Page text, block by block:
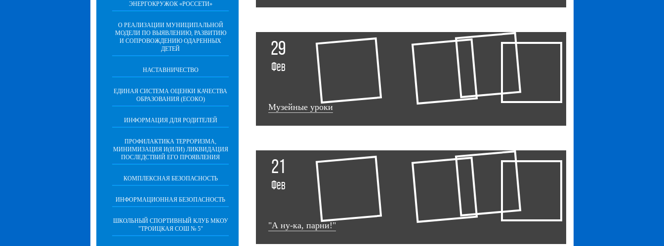
29
Фев
Музейные уроки
21
Фев
"А ну-ка, парни!"
ЭНЕРГОКРУЖОК «РОССЕТИ»
О РЕАЛИЗАЦИИ МУНИЦИПАЛЬНОЙ
МОДЕЛИ ПО ВЫЯВЛЕНИЮ, РАЗВИТИЮ
И СОПРОВОЖДЕНИЮ ОДАРЕННЫХ
ДЕТЕЙ
НАСТАВНИЧЕСТВО
ЕДИНАЯ СИСТЕМА ОЦЕНКИ КАЧЕСТВА
ОБРАЗОВАНИЯ (ЕСОКО)
ИНФОРМАЦИЯ ДЛЯ РОДИТЕЛЕЙ
ПРОФИЛАКТИКА ТЕРРОРИЗМА,
МИНИМИЗАЦИЯ И(ИЛИ) ЛИКВИДАЦИЯ
ПОСЛЕДСТВИЙ ЕГО ПРОЯВЛЕНИЯ
КОМПЛЕКСНАЯ БЕЗОПАСНОСТЬ
ИНФОРМАЦИОННАЯ БЕЗОПАСНОСТЬ
ШКОЛЬНЫЙ СПОРТИВНЫЙ КЛУБ МКОУ
"ТРОИЦКАЯ СОШ № 5"